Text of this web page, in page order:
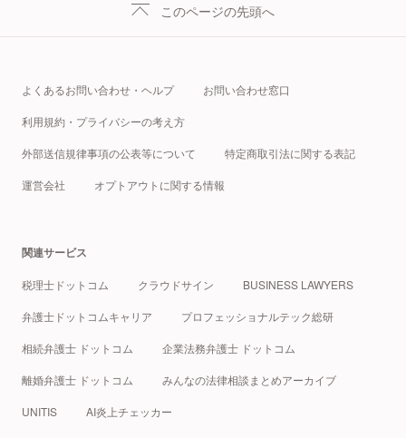
このページの先頭へ
よくあるお問い合わせ・ヘルプ お問い合わせ窓口
利用規約・プライバシーの考え方
外部送信規律事項の公表等について 特定商取引法に関する表記
運営会社 オプトアウトに関する情報
関連サービス
税理士ドットコム クラウドサイン BUSINESS LAWYERS
弁護士ドットコムキャリア プロフェッショナルテック総研
相続弁護士 ドットコム 企業法務弁護士 ドットコム
離婚弁護士 ドットコム みんなの法律相談まとめアーカイブ
UNITIS AI炎上チェッカー